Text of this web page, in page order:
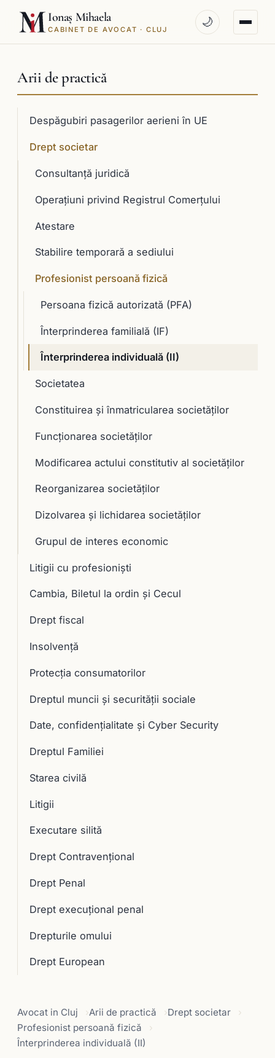
Ionaș Mihaela
CABINET DE AVOCAT · CLUJ
🌙
Arii de practică
Despăgubiri pasagerilor aerieni în UE
Drept societar
Consultanţă juridică
Operaţiuni privind Registrul Comerţului
Atestare
Stabilire temporară a sediului
Profesionist persoană fizică
Persoana fizică autorizată (PFA)
Înterprinderea familială (IF)
Înterprinderea individuală (II)
Societatea
Constituirea şi înmatricularea societăţilor
Funcţionarea societăţilor
Modificarea actului constitutiv al societăţilor
Reorganizarea societăţilor
Dizolvarea şi lichidarea societăţilor
Grupul de interes economic
Litigii cu profesioniști
Cambia, Biletul la ordin și Cecul
Drept fiscal
Insolvență
Protecția consumatorilor
Dreptul muncii și securității sociale
Date, confidențialitate și Cyber Security
Dreptul Familiei
Starea civilă
Litigii
Executare silită
Drept Contravențional
Drept Penal
Drept execuţional penal
Drepturile omului
Drept European
Avocat in Cluj Arii de practică
Drept societar
Profesionist persoană fizică
Înterprinderea individuală (II)